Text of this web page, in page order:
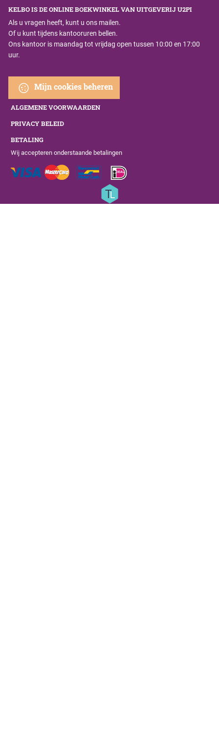
KELBO IS DE ONLINE BOEKWINKEL VAN UITGEVERIJ U2PI
Als u vragen heeft, kunt u ons mailen.
Of u kunt tijdens kantooruren bellen.
Ons kantoor is maandag tot vrijdag open tussen 10:00 en 17:00
uur.
Mijn cookies beheren
ALGEMENE VOORWAARDEN
PRIVACY BELEID
BETALING
Wij accepteren onderstaande betalingen